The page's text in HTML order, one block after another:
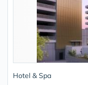
Hotel & Spa